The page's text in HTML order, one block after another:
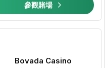
參觀賭場
Bovada Casino